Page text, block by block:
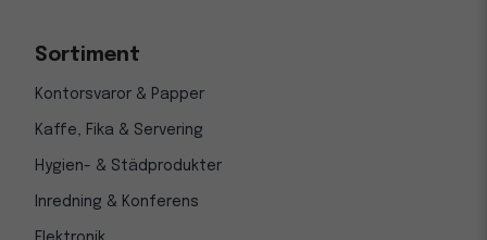
Sortiment
Kontorsvaror & Papper
Kaffe, Fika & Servering
Hygien- & Städprodukter
Inredning & Konferens